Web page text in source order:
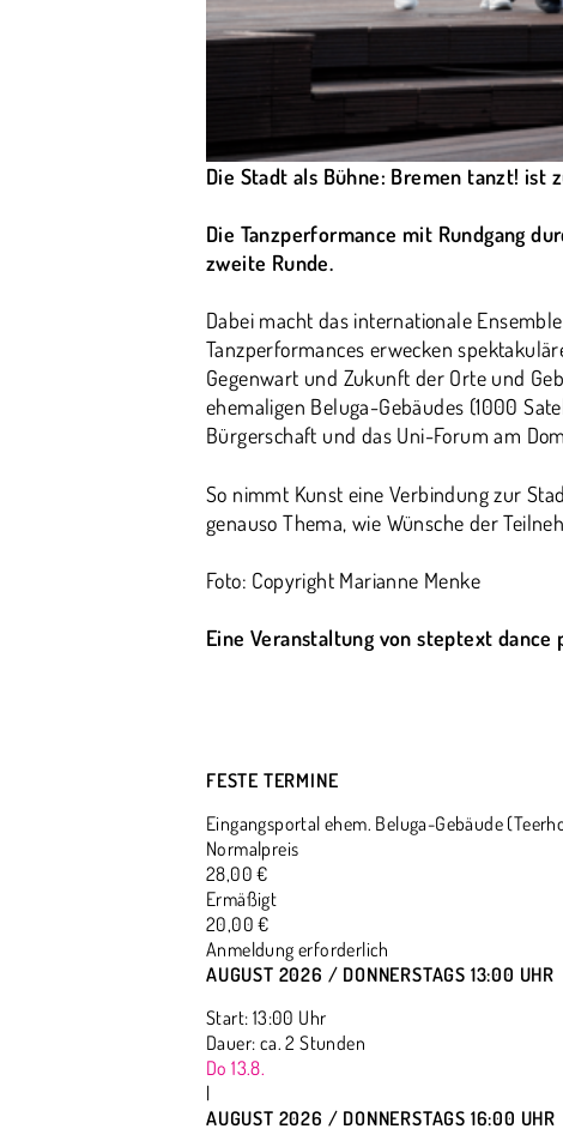
Die Stadt als Bühne: Bremen tanzt! ist
Die Tanzperformance mit Rundgang
zweite Runde.
Dabei macht das internationale
Tanzperformances erwecken
Gegenwart und Zukunft der Orte und
ehemaligen Beluga-Gebäudes (1000
Bürgerschaft und das Uni-Forum am
So nimmt Kunst eine Verbindung zur
genauso Thema, wie Wünsche der
Foto: Copyright Marianne Menke
Eine Veranstaltung von steptext
FESTE TERMINE
Eingangsportal ehem. Beluga-Gebäude
Normalpreis
28,00 €
Ermäßigt
20,00 €
Anmeldung erforderlich
AUGUST 2026 / DONNERSTAGS 13:00 UHR
Start: 13:00 Uhr
Dauer: ca. 2 Stunden
Do 13.8.
|
AUGUST 2026 / DONNERSTAGS 16:00 UHR